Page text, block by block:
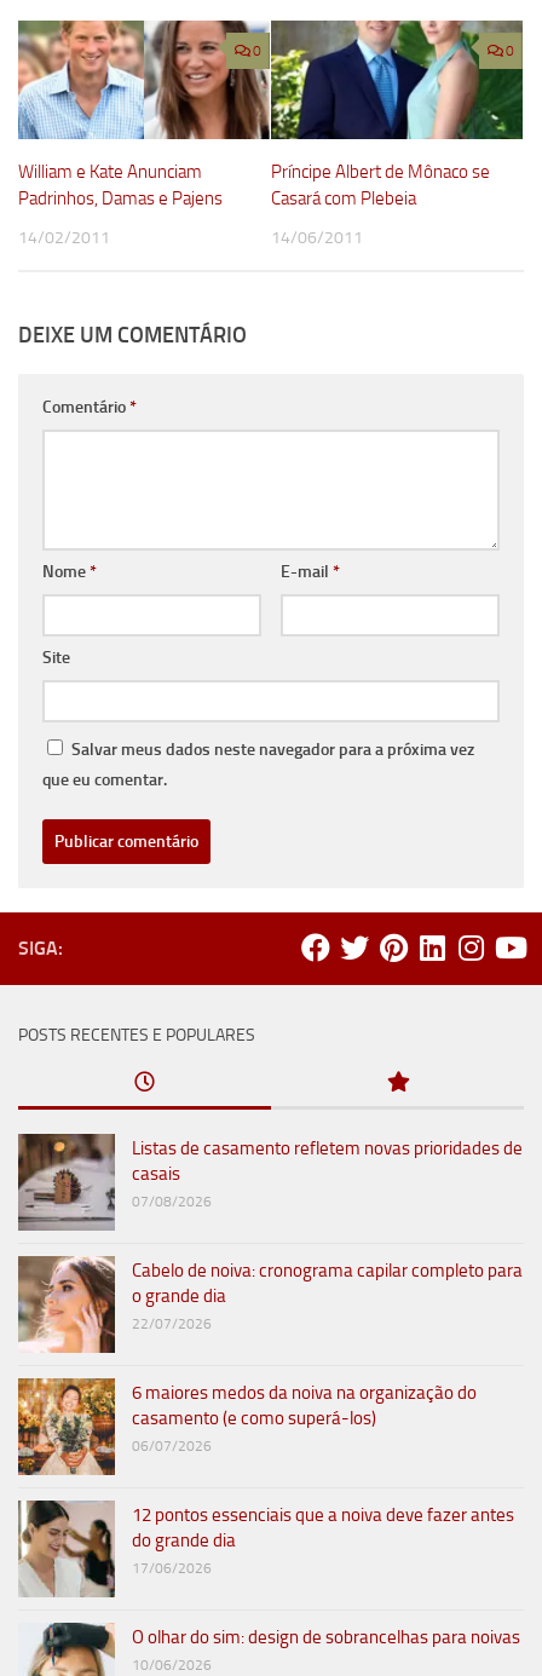
0
William e Kate Anunciam
Padrinhos, Damas e Pajens
14/02/2011
0
Príncipe Albert de Mônaco se
Casará com Plebeia
14/06/2011
DEIXE UM COMENTÁRIO
Comentário*
Nome* E-mail *
Site
Salvar meus dados neste navegador para a próxima vez
que eu comentar.
SIGA:
POSTS RECENTES E POPULARES
Listas de casamento refletem novas prioridades de
casais
07/08/2026
Cabelo de noiva: cronograma capilar completo para
o grande dia
22/07/2026
6 maiores medos da noiva na organização do
casamento (e como superá-los)
06/07/2026
12 pontos essenciais que a noiva deve fazer antes
do grande dia
17/06/2026
O olhar do sim: design de sobrancelhas para noivas
10/06/2026